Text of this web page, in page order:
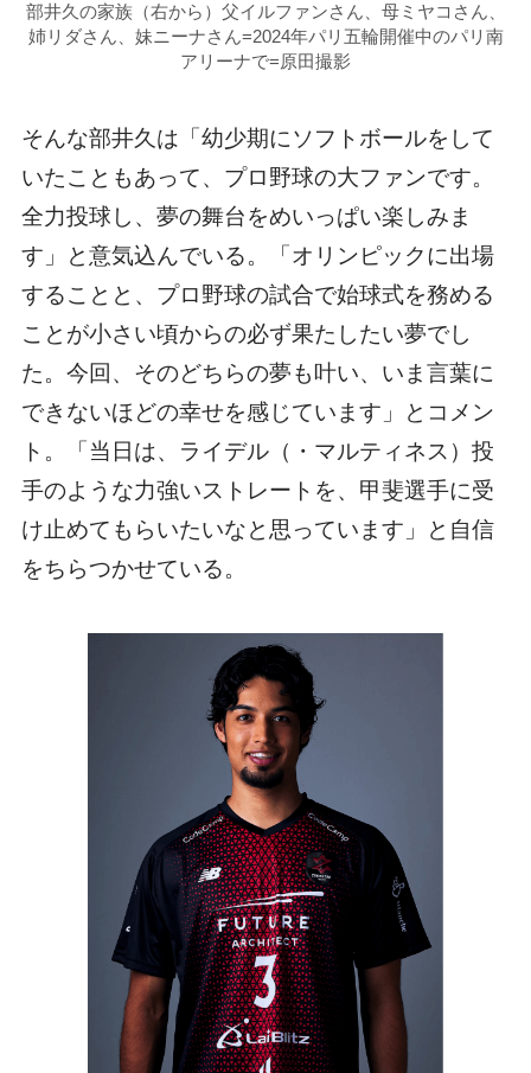
部井久の家族（右から）父イルファンさん、母ミヤコさん、
姉リダさん、妹ニーナさん=2024年パリ五輪開催中のパリ南
アリーナで=原田撮影
そんな部井久は「幼少期にソフトボールをして
いたこともあって、プロ野球の大ファンです。
全力投球し、夢の舞台をめいっぱい楽しみま
す」と意気込んでいる。「オリンピックに出場
することと、プロ野球の試合で始球式を務める
ことが小さい頃からの必ず果たしたい夢でし
た。今回、そのどちらの夢も叶い、いま言葉に
できないほどの幸せを感じています」とコメン
ト。「当日は、ライデル（・マルティネス）投
手のような力強いストレートを、甲斐選手に受
け止めてもらいたいなと思っています」と自信
をちらつかせている。